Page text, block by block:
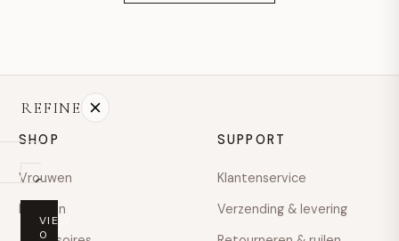
REFINE
On
sale
PRICE
VIEW
0
SHOP
Vrouwen
Mannen
SUPPORT
Klantenservice
Verzending & levering